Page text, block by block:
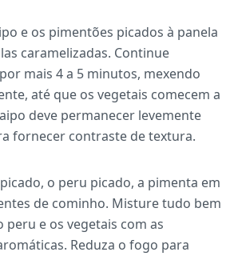
e os pimentões picados à panela
caramelizadas. Continue
mais 4 a 5 minutos, mexendo
até que os vegetais comecem a
deve permanecer levemente
fornecer contraste de textura.
o peru picado, a pimenta em
de cominho. Misture tudo bem
peru e os vegetais com as
Reduza o fogo para